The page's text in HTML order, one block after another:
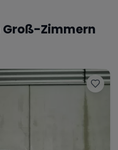
Groß-Zimmern